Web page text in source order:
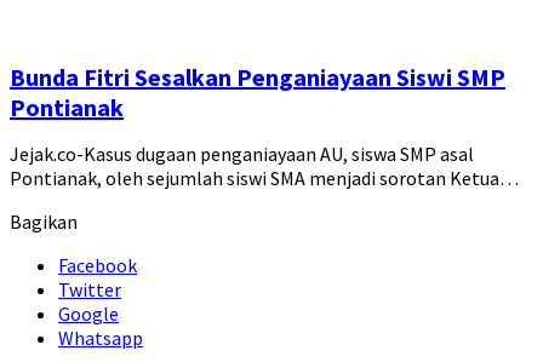
Bunda Fitri Sesalkan Penganiayaan Siswi SMP
Pontianak
Jejak.co-Kasus dugaan penganiayaan AU, siswa SMP asal
Pontianak, oleh sejumlah siswi SMA menjadi sorotan Ketua…
Bagikan
Facebook
Twitter
Google
Whatsapp